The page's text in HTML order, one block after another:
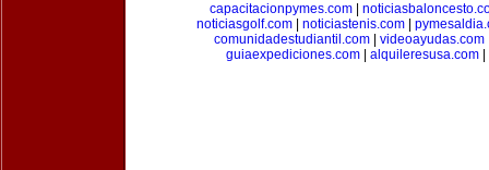
capacitacionpymes.com|
noticiasgolf.com| noticiastenis.com|
comunidadestudiantil.com| videoayudas.com
guiaexpediciones.com| alquileresusa.com|